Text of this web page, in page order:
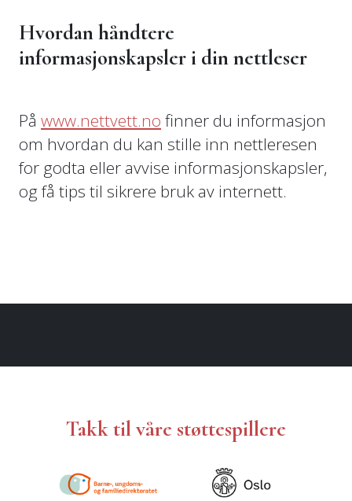
Hvordan håndtere
informasjonskapsler i din nettleser
På www.nettvett.no finner du informasjon
om hvordan du kan stille inn nettleresen
for godta eller avvise informasjonskapsler,
og få tips til sikrere bruk av internett.
Takk til våre støttespillere